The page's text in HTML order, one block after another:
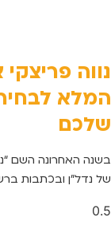
נווה
המלא
שלכם
בשנה האחרונה השם
של נדל”ן ובכתבות